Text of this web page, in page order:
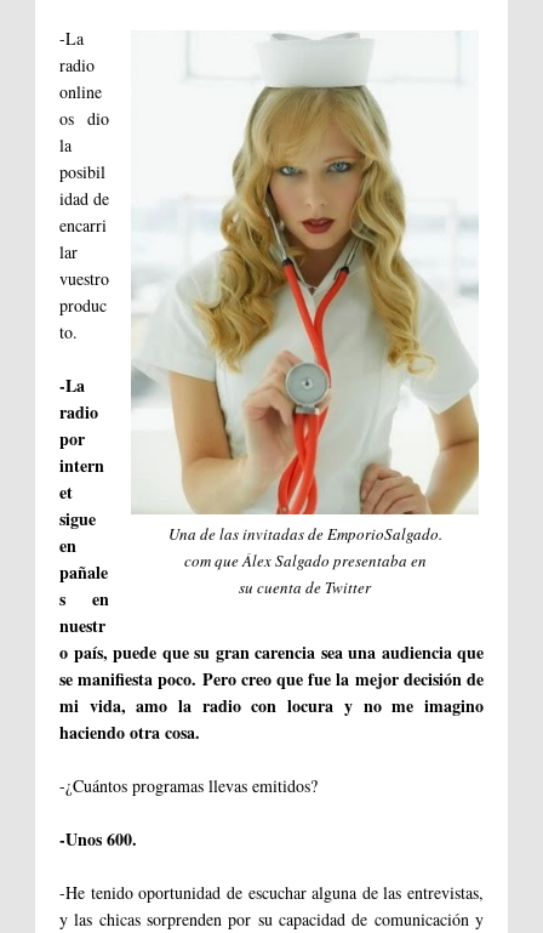
Una de las invitadas de EmporioSalgado.
com que Álex Salgado presentaba en
su cuenta de Twitter
-La
radio
online
os dio
la
posibil
idad de
encarri
lar
vuestro
produc
to.
-La
radio
por
intern
et
sigue
en
pañale
s en
nuestr
o país, puede que su gran carencia sea una audiencia que
se manifiesta poco. Pero creo que fue la mejor decisión de
mi vida, amo la radio con locura y no me imagino
haciendo otra cosa.
-¿Cuántos programas llevas emitidos?
-Unos 600.
-He tenido oportunidad de escuchar alguna de las entrevistas,
y las chicas sorprenden por su capacidad de comunicación y